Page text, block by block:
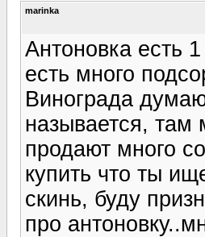
marinka
Антоновка есть
есть много
Винограда
называется, там
продают много
купить что ты
скинь, буду
про